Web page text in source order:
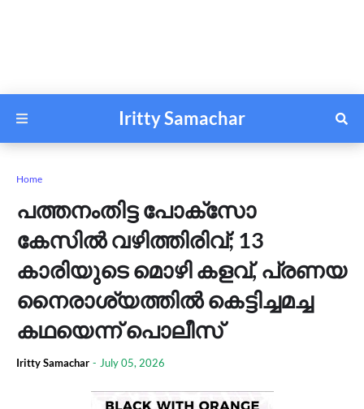
Iritty Samachar
Home
പത്തനംതിട്ട പോക്സോ
കേസില്‍ വഴിത്തിരിവ്; 13
കാരിയുടെ മൊഴി കളവ്, പ്രണയ
നൈരാശ്യത്തില്‍ കെട്ടിച്ചമച്ച
കഥയെന്ന് പൊലീസ്
Iritty Samachar - July 05, 2026